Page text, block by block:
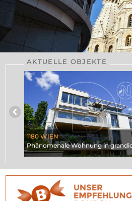
AKTUELLE OBJEKTE
1180 WIEN
Phänomenale Wohnung in
zurück